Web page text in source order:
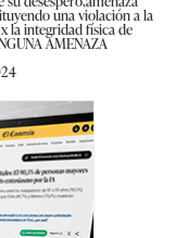
una violación a la
la integridad física de
AMENAZA